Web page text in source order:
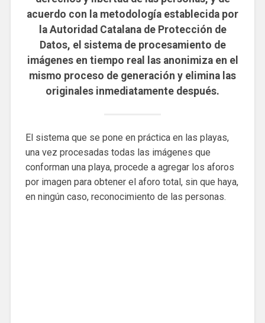
acuerdo con la metodología establecida por
la Autoridad Catalana de Protección de
Datos, el sistema de procesamiento de
imágenes en tiempo real las anonimiza en el
mismo proceso de generación y elimina las
originales inmediatamente después.
El sistema que se pone en práctica en las playas,
una vez procesadas todas las imágenes que
conforman una playa, procede a agregar los aforos
por imagen para obtener el aforo total, sin que haya,
en ningún caso, reconocimiento de las personas.